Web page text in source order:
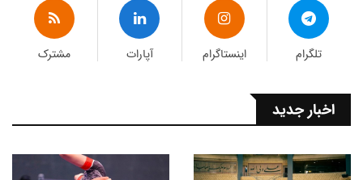
تلگرام اینستاگرام آپارات مشترک
اخبار جدید